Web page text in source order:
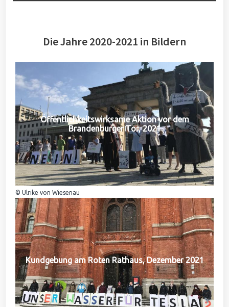
Die Jahre 2020-2021 in Bildern
Öffentlichkeitswirksame Aktion vor dem
Brandenburger Tor, 2021
© Ulrike von Wiesenau
Kundgebung am Roten Rathaus, Dezember 2021